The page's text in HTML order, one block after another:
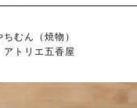
ちむん（焼物）
トリエ五香屋